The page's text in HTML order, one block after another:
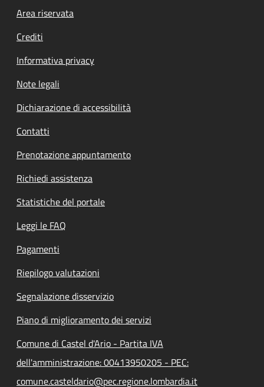
Footer menu
Area riservata
Crediti
Informativa privacy
Note legali
Dichiarazione di accessibilità
Contatti
Prenotazione appuntamento
Richiedi assistenza
Statistiche del portale
Leggi le FAQ
Pagamenti
Riepilogo valutazioni
Segnalazione disservizio
Piano di miglioramento dei servizi
Comune di Castel d'Ario - Partita IVA
dell'amministrazione: 00413950205 - PEC:
comune.casteldario@pec.regione.lombardia.it